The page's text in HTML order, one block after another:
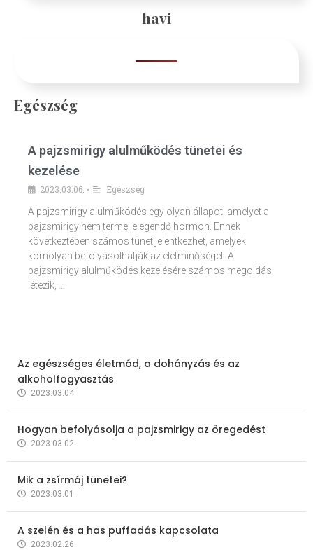
havi
Egészség
A pajzsmirigy alulműködés tünetei és
kezelése
2023.03.06. •
Egészség
A pajzsmirigy alulműködés egy olyan állapot, amelyet a
pajzsmirigy nem termel elegendő hormon. Ennek
következtében számos tünet jelentkezhet, amelyek
komolyan befolyásolhatják az életminőséget. A
pajzsmirigy alulműködés kezelésére számos megoldás
létezik, …
Az egészséges életmód, a dohányzás és az
alkoholfogyasztás
2023.03.04.
Hogyan befolyásolja a pajzsmirigy az öregedést
2023.03.02.
Mik a zsírmáj tünetei?
2023.03.01.
A szelén és a has puffadás kapcsolata
2023.02.26.